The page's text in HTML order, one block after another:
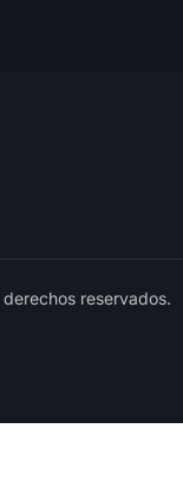
derechos reservados.